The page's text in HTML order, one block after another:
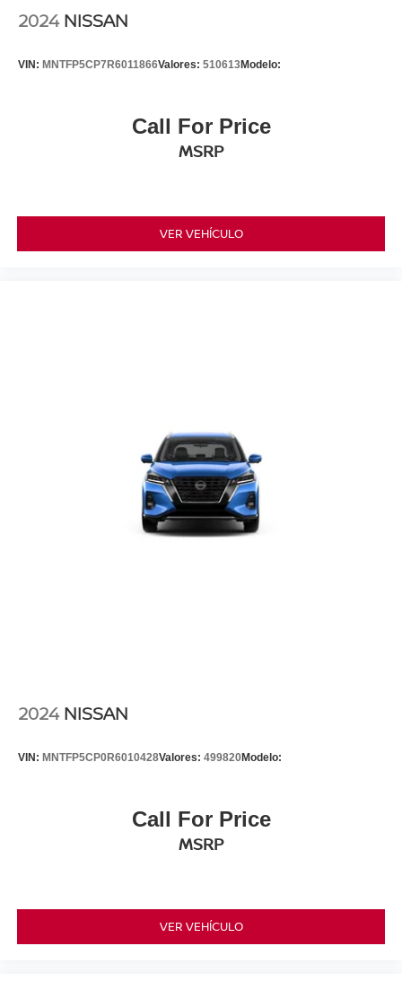
2024 NISSAN
VIN: MNTFP5CP7R6011866Valores: 510613Modelo:
Call For Price
MSRP
VER VEHÍCULO
2024 NISSAN
VIN: MNTFP5CP0R6010428Valores: 499820Modelo:
Call For Price
MSRP
VER VEHÍCULO